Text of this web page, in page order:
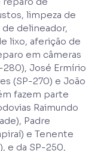
limpeza de
de delineador,
lixo, aferição de
em câmeras
280), José Ermírio
(SP-270) e João
fazem parte
Raimundo
Padre
e Tenente
e da SP-250,